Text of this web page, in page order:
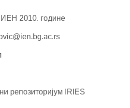
ИЕН 2010. године
репозиторијум IRIES